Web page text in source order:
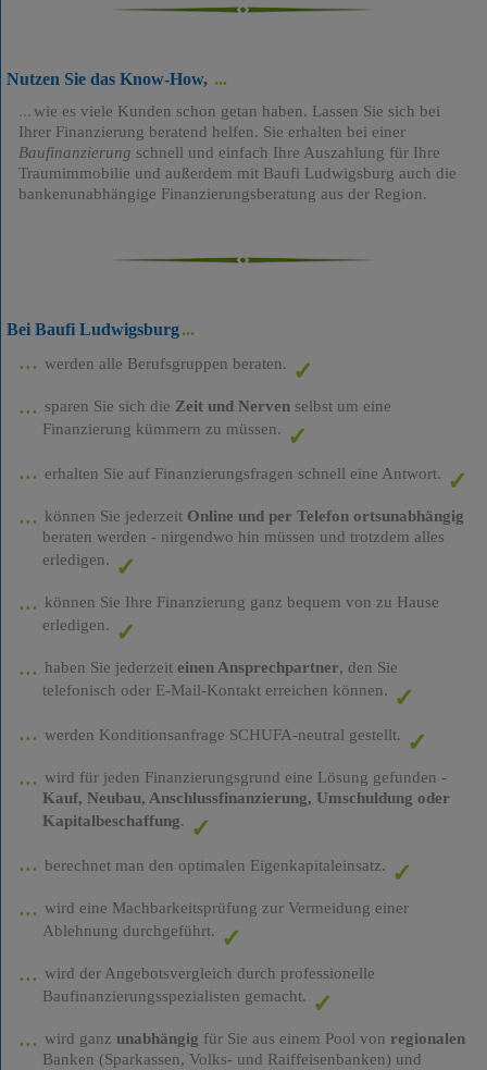
Nutzen Sie das Know-How,
wie es viele Kunden schon getan haben. Lassen Sie sich bei
Ihrer Finanzierung beratend helfen. Sie erhalten bei einer
Baufinanzierung schnell und einfach Ihre Auszahlung für Ihre
Traumimmobilie und außerdem mit Baufi Ludwigsburg auch die
bankenunabhängige Finanzierungsberatung aus der Region.
Bei Baufi Ludwigsburg
werden alle Berufsgruppen beraten.
sparen Sie sich die Zeit und Nervenselbst um eine
Finanzierung kümmern zu müssen.
erhalten Sie auf Finanzierungsfragen schnell eine Antwort.
können Sie jederzeit Online und per Telefon ortsunabhängig
beraten werden - nirgendwo hin müssen und trotzdem alles
erledigen.
können Sie Ihre Finanzierung ganz bequem von zu Hause
erledigen.
haben Sie jederzeit einen Ansprechpartner, den Sie
telefonisch oder E-Mail-Kontakt erreichen können.
werden Konditionsanfrage SCHUFA-neutral gestellt.
wird für jeden Finanzierungsgrund eine Lösung gefunden -
Kauf, Neubau, Anschlussfinanzierung, Umschuldung oder
Kapitalbeschaffung.
berechnet man den optimalen Eigenkapitaleinsatz.
wird eine Machbarkeitsprüfung zur Vermeidung einer
Ablehnung durchgeführt.
wird der Angebotsvergleich durch professionelle
Baufinanzierungsspezialisten gemacht.
wird ganz unabhängig für Sie aus einem Pool von regionalen
Banken (Sparkassen, Volks- und Raiffeisenbanken) und